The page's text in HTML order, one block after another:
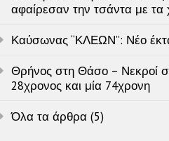
αφαίρεσαν την τσάντα με τα
Καύσωνας “ΚΛΕΩΝ”: Νέο
Θρήνος στη Θάσο – Νεκροί
28χρονος και μία 74χρονη
Όλα τα άρθρα (5)